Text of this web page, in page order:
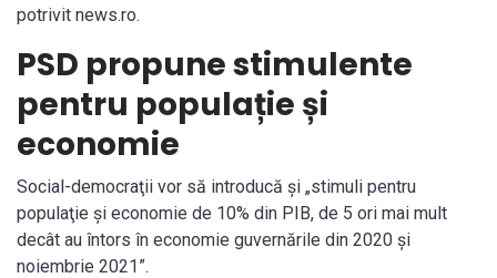
potrivit news.ro.
PSD propune stimulente
pentru populație și
economie
Social-democraţii vor să introducă şi „stimuli pentru
populaţie şi economie de 10% din PIB, de 5 ori mai mult
decât au întors în economie guvernările din 2020 şi
noiembrie 2021”.